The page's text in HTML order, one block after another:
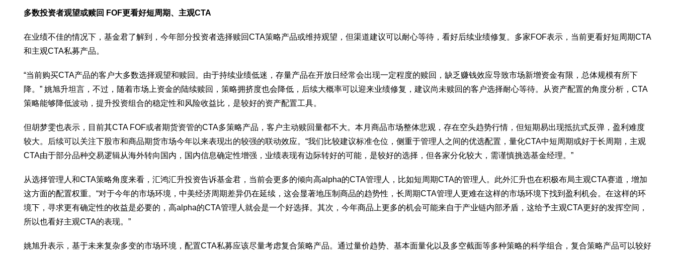
多数投资者观望或赎回 FOF更看好短周期、主观CTA
在业绩不佳的情况下，基金君了解到，今年部分投资者选择赎回CTA策略产品或维持观望，但渠道建议可以耐心等待，看好后续业绩修复。多家FOF表示，当前更看好短周期CTA
和主观CTA私募产品。
“当前购买CTA产品的客户大多数选择观望和赎回。由于持续业绩低迷，存量产品在开放日经常会出现一定程度的赎回，缺乏赚钱效应导致市场新增资金有限，总体规模有所下
降。” 姚旭升坦言，不过，随着市场上资金的陆续赎回，策略拥挤度也会降低，后续大概率可以迎来业绩修复，建议尚未赎回的客户选择耐心等待。从资产配置的角度分析，CTA
策略能够降低波动，提升投资组合的稳定性和风险收益比，是较好的资产配置工具。
但胡梦雯也表示，目前其CTA FOF或者期货资管的CTA多策略产品，客户主动赎回量都不大。本月商品市场整体悲观，存在空头趋势行情，但短期易出现抵抗式反弹，盈利难度
较大。后续可以关注下股市和商品期货市场今年以来表现出的较强的联动效应。“我们比较建议标准仓位，侧重于管理人之间的优选配置，量化CTA中短周期或好于长周期，主观
CTA由于部分品种交易逻辑从海外转向国内，国内信息确定性增强，业绩表现有边际转好的可能，是较好的选择，但各家分化较大，需谨慎挑选基金经理。”
从选择管理人和CTA策略角度来看，汇鸿汇升投资告诉基金君，当前会更多的倾向高alpha的CTA管理人，比如短周期CTA的管理人。此外汇升也在积极布局主观CTA赛道，增加
这方面的配置权重。“对于今年的市场环境，中美经济周期差异仍在延续，这会显著地压制商品的趋势性，长周期CTA管理人更难在这样的市场环境下找到盈利机会。在这样的环
境下，寻求更有确定性的收益是必要的，高alpha的CTA管理人就会是一个好选择。其次，今年商品上更多的机会可能来自于产业链内部矛盾，这给予主观CTA更好的发挥空间，
所以也看好主观CTA的表现。”
姚旭升表示，基于未来复杂多变的市场环境，配置CTA私募应该尽量考虑复合策略产品。通过量价趋势、基本面量化以及多空截面等多种策略的科学组合，复合策略产品可以较好